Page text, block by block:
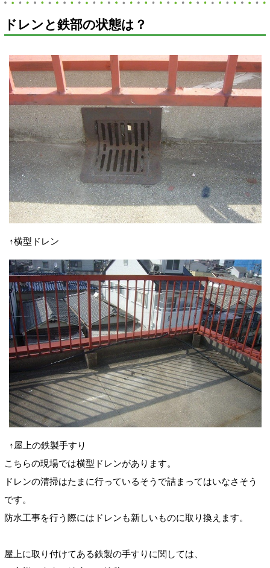
ドレンと鉄部の状態は？
↑横型ドレン
↑屋上の鉄製手すり
こちらの現場では横型ドレンがあります。
ドレンの清掃はたまに行っているそうで詰まってはいなさそう
です。
防水工事を行う際にはドレンも新しいものに取り換えます。
屋上に取り付けてある鉄製の手すりに関しては、